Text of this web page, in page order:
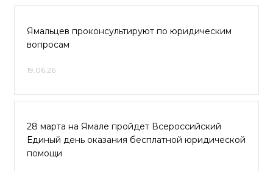
Ямальцев проконсультируют по юридическим
вопросам
19.06.26
28 марта на Ямале пройдет Всероссийский
Единый день оказания бесплатной юридической
помощи